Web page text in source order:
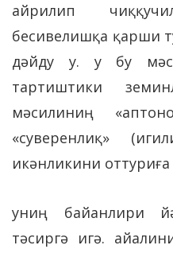
айрилип
бесивелишқа қарши
дәйду у. у бу
тартиштики
мәсилиниң
«суверенлиқ»
икәнликини
униң байанлири
тәсиргә игә.